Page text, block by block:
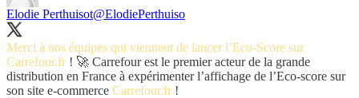
Elodie Perthuisot@ElodiePerthuiso
Merci à nos équipes qui viennent de lancer l’Eco-Score sur
Carrefour.fr ! 🚀 Carrefour est le premier acteur de la grande
distribution en France à expérimenter l’affichage de l’Eco-score sur
son site e-commerce Carrefour.fr !